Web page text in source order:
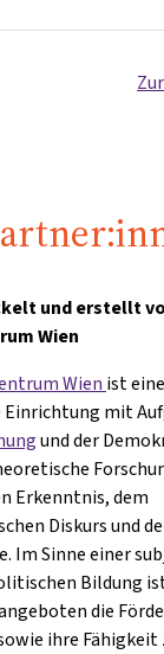
und erstellt
Wien
Wien ist
mit
und der
Erkenntnis, dem
Diskurs und
Im Sinne einer
Bildung
die
ihre